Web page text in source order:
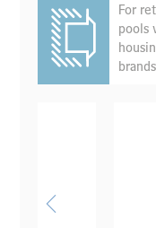
For
pools